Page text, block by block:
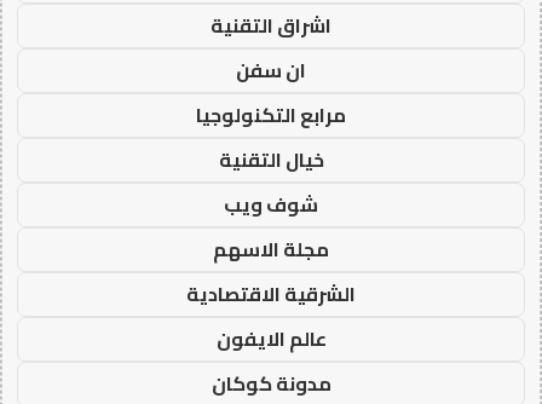
اشراق التقنية
ان سفن
مرابع التكنولوجيا
خيال التقنية
شوف ويب
مجلة الاسهم
الشرقية الاقتصادية
عالم الايفون
مدونة كوكان